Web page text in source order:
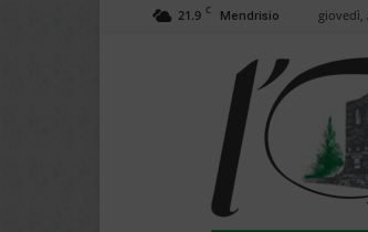
21.9 C Mendrisio giovedì,